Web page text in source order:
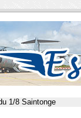
1/8 Saintonge